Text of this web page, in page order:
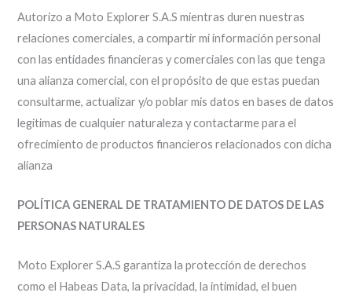
Autorizo a Moto Explorer S.A.S mientras duren nuestras
relaciones comerciales, a compartir mi información personal
con las entidades financieras y comerciales con las que tenga
una alianza comercial, con el propósito de que estas puedan
consultarme, actualizar y/o poblar mis datos en bases de datos
legitimas de cualquier naturaleza y contactarme para el
ofrecimiento de productos financieros relacionados con dicha
alianza
POLÍTICA GENERAL DE TRATAMIENTO DE DATOS DE LAS
PERSONAS NATURALES
Moto Explorer S.A.S garantiza la protección de derechos
como el Habeas Data, la privacidad, la intimidad, el buen